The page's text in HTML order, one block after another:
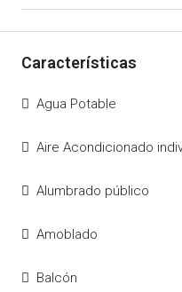
Agua Potable
Aire Acondicionado
Alumbrado público
Amoblado
Balcón